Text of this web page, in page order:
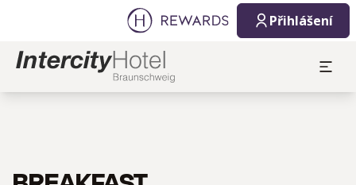
Přihlášení